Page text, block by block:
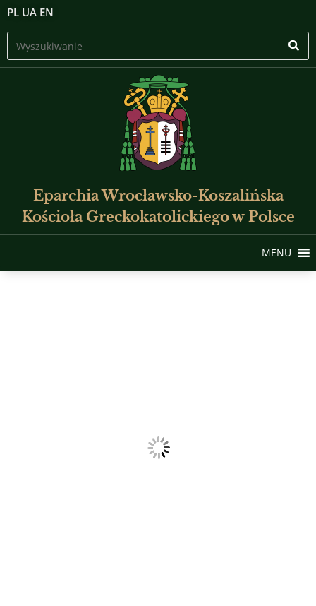
PL UA EN
Eparchia Wrocławsko-Koszalińska
Kościoła Greckokatolickiego w Polsce
MENU